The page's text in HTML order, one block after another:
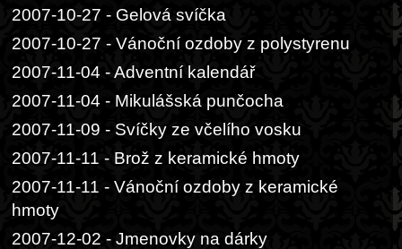
2007-10-27 - Gelová svíčka
2007-10-27 - Vánoční ozdoby z polystyrenu
2007-11-04 - Adventní kalendář
2007-11-04 - Mikulášská punčocha
2007-11-09 - Svíčky ze včelího vosku
2007-11-11 - Brož z keramické hmoty
2007-11-11 - Vánoční ozdoby z keramické
hmoty
2007-12-02 - Jmenovky na dárky